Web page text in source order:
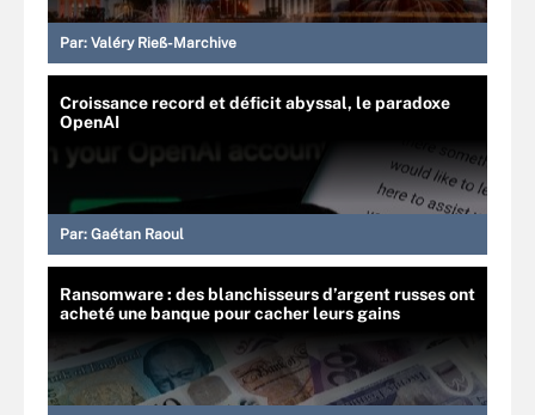
Par: Valéry Rieß-Marchive
Croissance record et déficit abyssal, le paradoxe
OpenAI
Par: Gaétan Raoul
Ransomware : des blanchisseurs d’argent russes ont
acheté une banque pour cacher leurs gains